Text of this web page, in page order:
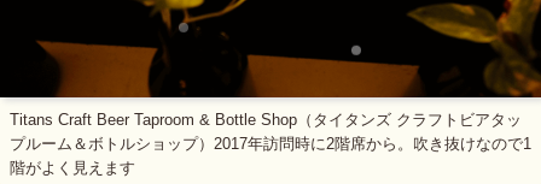
Titans Craft Beer Taproom & Bottle Shop（タイタンズ クラフトビアタッ
プルーム＆ボトルショップ）2017年訪問時に2階席から。吹き抜けなので1
階がよく見えます